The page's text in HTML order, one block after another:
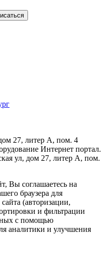
27, литер А, пом. 4
Интернет портал.
ул, дом 27, литер А, пом.
Вы соглашаетесь на
браузера для
(авторизации,
и фильтрации
с помощью
аналитики и улучшения